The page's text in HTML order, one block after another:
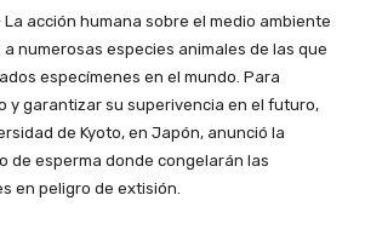
La acción humana sobre el medio ambiente
numerosas especies animales de las que
especímenes en el mundo. Para
y garantizar su superivencia en el futuro,
de Kyoto, en Japón, anunció la
de esperma donde congelarán las
en peligro de extisión.